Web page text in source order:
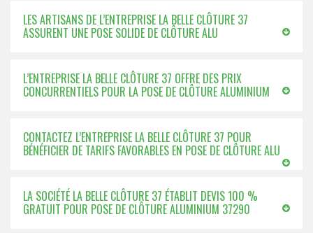
LES ARTISANS DE L’ENTREPRISE LA BELLE CLÔTURE 37
ASSURENT UNE POSE SOLIDE DE CLÔTURE ALU
L’ENTREPRISE LA BELLE CLÔTURE 37 OFFRE DES PRIX
CONCURRENTIELS POUR LA POSE DE CLÔTURE ALUMINIUM
CONTACTEZ L’ENTREPRISE LA BELLE CLÔTURE 37 POUR
BÉNÉFICIER DE TARIFS FAVORABLES EN POSE DE CLÔTURE ALU
LA SOCIÉTÉ LA BELLE CLÔTURE 37 ÉTABLIT DEVIS 100 %
GRATUIT POUR POSE DE CLÔTURE ALUMINIUM 37290